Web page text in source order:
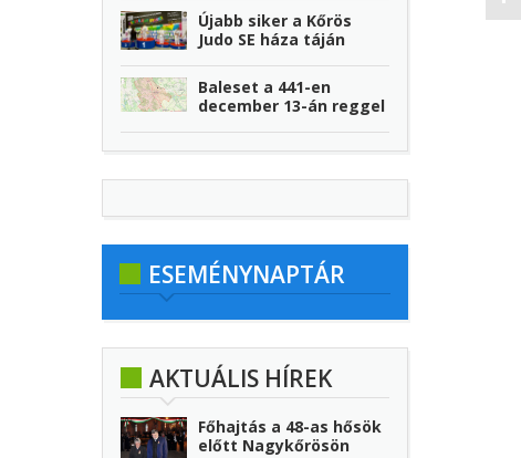
Újabb siker a Kőrös
Judo SE háza táján
Baleset a 441-en
december 13-án reggel
ESEMÉNYNAPTÁR
AKTUÁLIS HÍREK
Főhajtás a 48-as hősök
előtt Nagykőrösön